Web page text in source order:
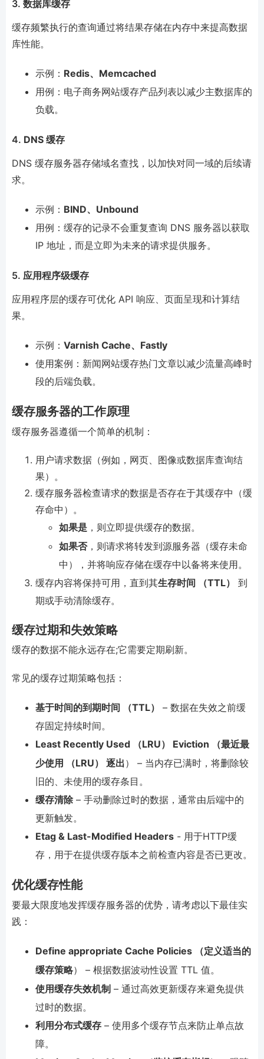
3. 数据库缓存
缓存频繁执行的查询通过将结果存储在内存中来提高数据
库性能。
示例： Redis、Memcached
用例：电子商务网站缓存产品列表以减少主数据库的
负载。
4. DNS 缓存
DNS 缓存服务器存储域名查找，以加快对同一域的后续请
求。
示例： BIND、Unbound
用例：缓存的记录不会重复查询 DNS 服务器以获取
IP 地址，而是立即为未来的请求提供服务。
5. 应用程序级缓存
应用程序层的缓存可优化 API 响应、页面呈现和计算结
果。
示例： Varnish Cache、Fastly
使用案例：新闻网站缓存热门文章以减少流量高峰时
段的后端负载。
缓存服务器的工作原理
缓存服务器遵循一个简单的机制：
用户请求数据（例如，网页、图像或数据库查询结
果）。
缓存服务器检查请求的数据是否存在于其缓存中（缓
存命中）。
如果是 ，则立即提供缓存的数据。
如果否，则请求将转发到源服务器（缓存未命
中），并将响应存储在缓存中以备将来使用。
缓存内容将保持可用，直到其生存时间 （TTL）
到
期或手动清除缓存。
缓存过期和失效策略
缓存的数据不能永远存在;它需要定期刷新。
常见的缓存过期策略包括：
基于时间的到期时间 （TTL）
– 数据在失效之前缓
存固定持续时间。
Least Recently Used （LRU） Eviction （最近最
少使用 （LRU） 逐出） – 当内存已满时，将删除较
旧的、未使用的缓存条目。
缓存清除– 手动删除过时的数据，通常由后端中的
更新触发。
Etag & Last-Modified Headers - 用于HTTP缓
存，用于在提供缓存版本之前检查内容是否已更改。
优化缓存性能
要最大限度地发挥缓存服务器的优势，请考虑以下最佳实
践：
Define appropriate Cache Policies （定义适当的
缓存策略） – 根据数据波动性设置 TTL 值。
使用缓存失效机制 – 通过高效更新缓存来避免提供
过时的数据。
利用分布式缓存 – 使用多个缓存节点来防止单点故
障。